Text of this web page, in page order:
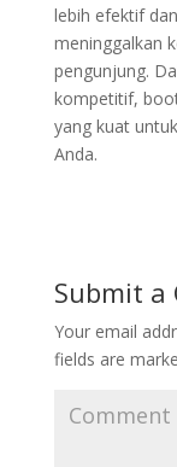
lebih efektif
meninggalkan
pengunjung.
kompetitif,
yang kuat
Anda.
Submit a
Your email
fields are